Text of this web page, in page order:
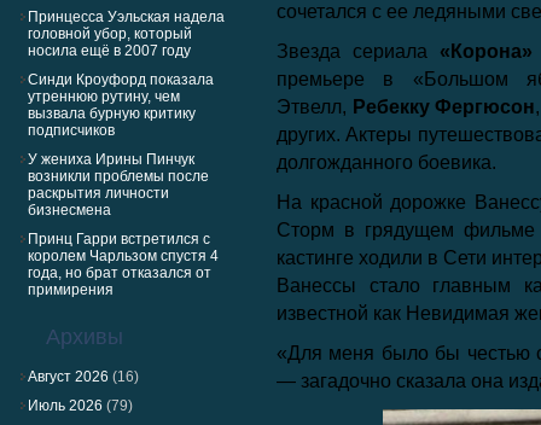
Принцесса Уэльская надела
головной убор, который
носила ещё в 2007 году
Синди Кроуфорд показала
утреннюю рутину, чем
вызвала бурную критику
подписчиков
У жениха Ирины Пинчук
возникли проблемы после
раскрытия личности
бизнесмена
Принц Гарри встретился с
королем Чарльзом спустя 4
года, но брат отказался от
примирения
Архивы
Август 2026 (16)
Июль 2026 (79)
сочетался с ее ледяными
Звезда сериала «Корона»
премьере в «Большом
Этвелл, Ребекку Фергюсон
других. Актеры
долгожданного боевика.
На красной дорожке
Сторм в грядущем
кастинге ходили в Сети
Ванессы стало главным
известной как Невидимая
«Для меня было бы честью
— загадочно сказала она